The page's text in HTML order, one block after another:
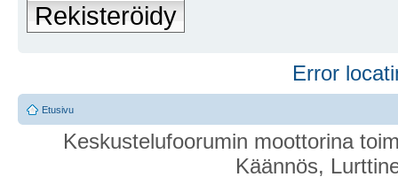
Rekisteröidy
Error
Etusivu
Keskustelufoorumin moottorina
Käännös,